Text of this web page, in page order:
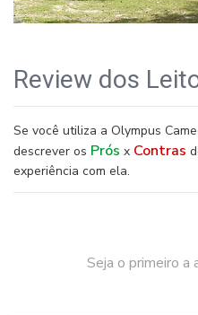
Review dos